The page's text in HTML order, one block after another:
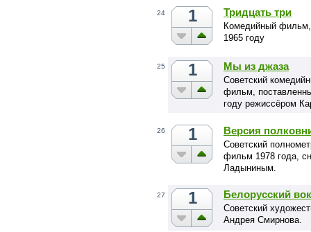
24 1 Тридцать три
Комедийный фильм,
1965 году
25 1 Мы из джаза
Советский
фильм,
году режиссёром
26 1 Версия
Советский
фильм 1978 года,
Ладыниным.
27 1 Белорусский
Советский
Андрея Смирнова.